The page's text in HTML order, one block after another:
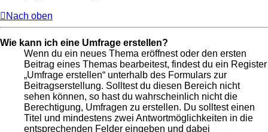
Nach oben
Wie kann ich eine Umfrage erstellen?
Wenn du ein neues Thema eröffnest oder den ersten
Beitrag eines Themas bearbeitest, findest du ein Register
„Umfrage erstellen“ unterhalb des Formulars zur
Beitragserstellung. Solltest du diesen Bereich nicht
sehen können, so hast du wahrscheinlich nicht die
Berechtigung, Umfragen zu erstellen. Du solltest einen
Titel und mindestens zwei Antwortmöglichkeiten in die
entsprechenden Felder eingeben und dabei